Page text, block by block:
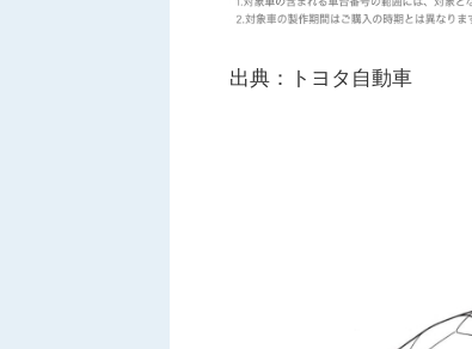
出典：トヨタ自動車